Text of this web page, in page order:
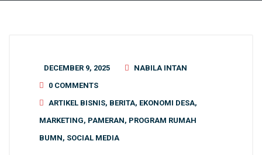
DECEMBER 9, 2025
NABILA INTAN
0 COMMENTS
ARTIKEL BISNIS, BERITA, EKONOMI DESA,
MARKETING, PAMERAN, PROGRAM RUMAH
BUMN, SOCIAL MEDIA